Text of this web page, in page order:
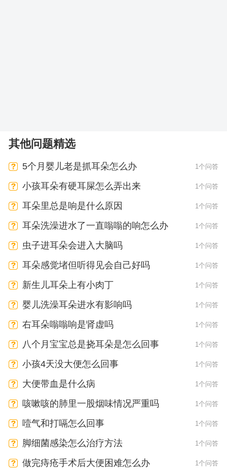
其他问题精选
5个月婴儿老是抓耳朵怎么办 1个问答
小孩耳朵有硬耳屎怎么弄出来 1个问答
耳朵里总是响是什么原因 1个问答
耳朵洗澡进水了一直嗡嗡的响怎么办 1个问答
虫子进耳朵会进入大脑吗 1个问答
耳朵感觉堵但听得见会自己好吗 1个问答
新生儿耳朵上有小肉丁 1个问答
婴儿洗澡耳朵进水有影响吗 1个问答
右耳朵嗡嗡响是肾虚吗 1个问答
八个月宝宝总是挠耳朵是怎么回事 1个问答
小孩4天没大便怎么回事 1个问答
大便带血是什么病 1个问答
咳嗽咳的肺里一股烟味情况严重吗 1个问答
噎气和打嗝怎么回事 1个问答
脚细菌感染怎么治疗方法 1个问答
做完痔疮手术后大便困难怎么办 1个问答